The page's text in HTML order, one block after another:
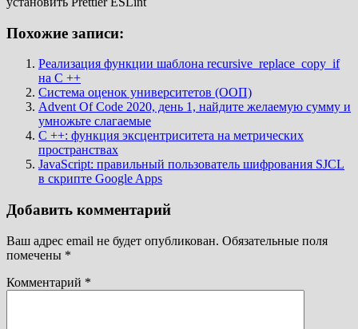
Похожие записи:
Реализация функции шаблона recursive_replace_copy_if
на C ++
Система оценок университетов (ООП)
Advent Of Code 2020, день 1, найдите желаемую сумму и
умножьте слагаемые
C ++: функция эксцентриситета на метрических
пространствах
JavaScript: правильный пользователь шифрования SJCL
в скрипте Google Apps
Добавить комментарий
Ваш адрес email не будет опубликован. Обязательные поля
помечены *
Комментарий *